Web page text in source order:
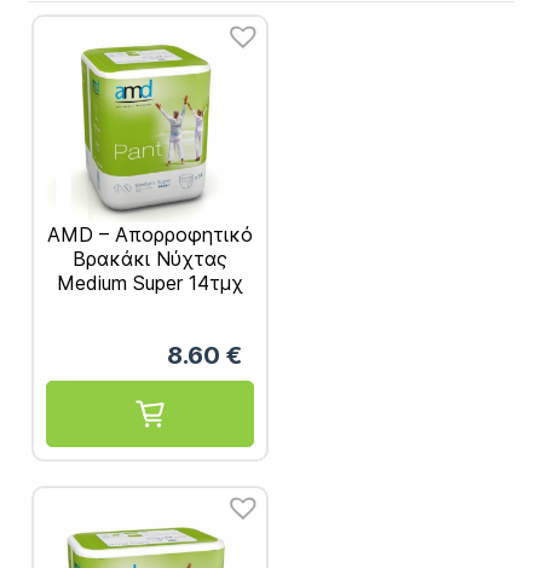
AMD – Απορροφητικό
Βρακάκι Nύχτας
Medium Super 14τμχ
8.60 €